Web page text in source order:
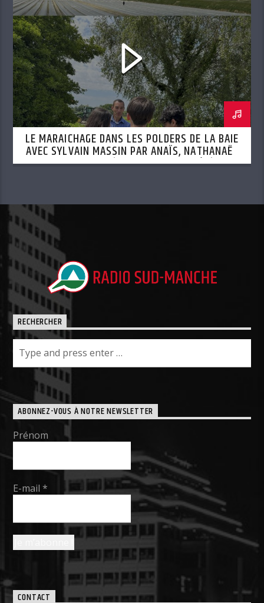
LE MARAICHAGE DANS LES POLDERS DE LA BAIE
AVEC SYLVAIN MASSIN PAR ANAÏS, NATHANAËL
ET MOHAMED (SEMAINE DU 13 AOÛT)
RECHERCHER
ABONNEZ-VOUS À NOTRE NEWSLETTER
Prénom
E-mail*
CONTACT